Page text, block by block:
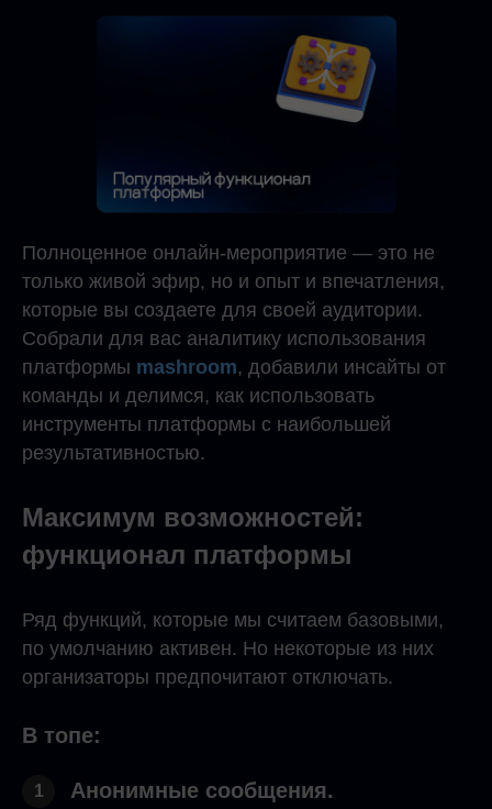
Полноценное онлайн-мероприятие — это не
только живой эфир, но и опыт и впечатления,
которые вы создаете для своей аудитории.
Собрали для вас аналитику использования
платформы mashroom, добавили инсайты от
команды и делимся, как использовать
инструменты платформы с наибольшей
результативностью.
Максимум возможностей:
функционал платформы
Ряд функций, которые мы считаем базовыми,
по умолчанию активен. Но некоторые из них
организаторы предпочитают отключать.
В топе:
1 Анонимные сообщения.